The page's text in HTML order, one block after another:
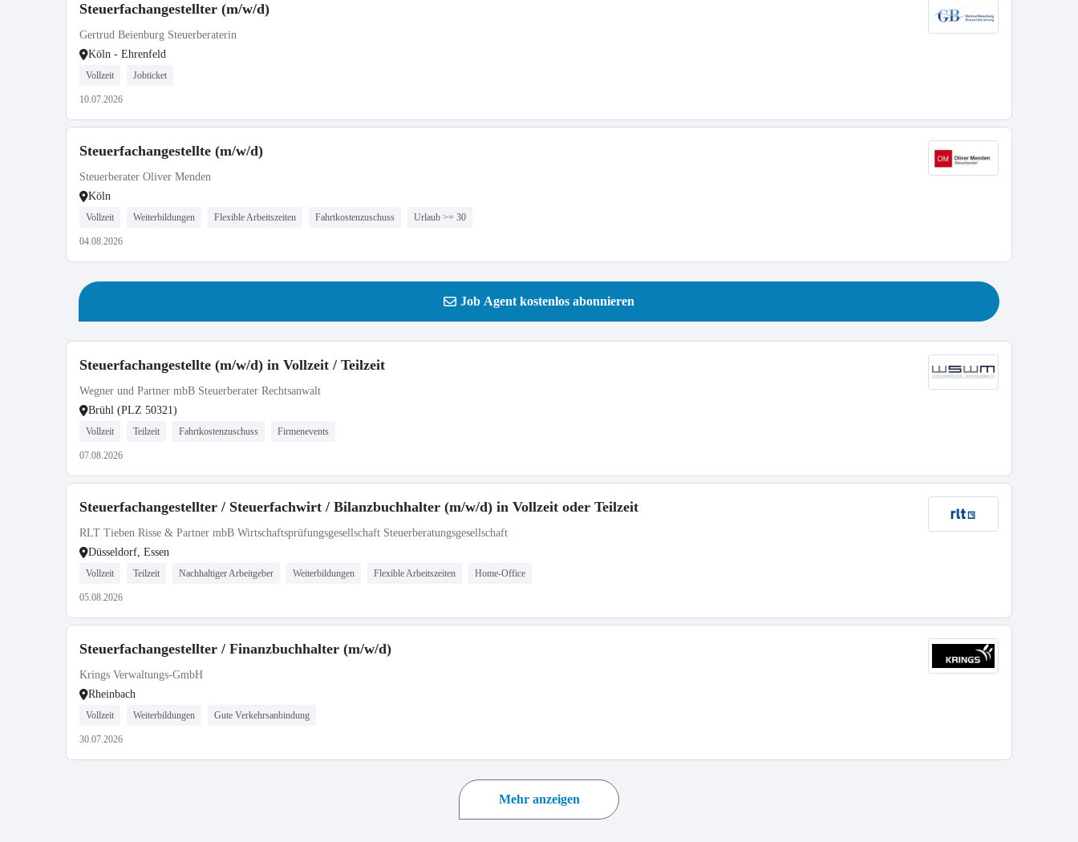
Steuerfachangestellter (m/w/d)
Gertrud Beienburg Steuerberaterin
Köln - Ehrenfeld
Vollzeit Jobticket
10.07.2026
Steuerfachangestellte (m/w/d)
Steuerberater Oliver Menden
Köln
Vollzeit Weiterbildungen Flexible Arbeitszeiten Fahrtkostenzuschuss Urlaub >= 30
04.08.2026
Job Agent kostenlos abonnieren
Steuerfachangestellte (m/w/d) in Vollzeit / Teilzeit
Wegner und Partner mbB Steuerberater Rechtsanwalt
Brühl (PLZ 50321)
Vollzeit Teilzeit Fahrtkostenzuschuss Firmenevents
07.08.2026
Steuerfachangestellter / Steuerfachwirt / Bilanzbuchhalter (m/w/d) in Vollzeit oder Teilzeit
RLT Tieben Risse & Partner mbB Wirtschaftsprüfungsgesellschaft Steuerberatungsgesellschaft
Düsseldorf, Essen
Vollzeit Teilzeit Nachhaltiger Arbeitgeber Weiterbildungen Flexible Arbeitszeiten Home-Office
05.08.2026
Steuerfachangestellter / Finanzbuchhalter (m/w/d)
Krings Verwaltungs-GmbH
Rheinbach
Vollzeit Weiterbildungen Gute Verkehrsanbindung
30.07.2026
Mehr anzeigen